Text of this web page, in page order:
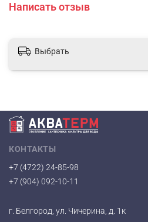
Написать отзыв
Выбрать
КОНТАКТЫ
+7 (4722) 24-85-98
+7 (904) 092-10-11
г. Белгород, ул. Чичерина, д. 1к